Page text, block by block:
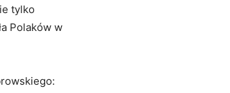
tylko
Polaków w